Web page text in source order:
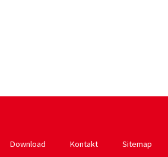
Download Kontakt Sitemap